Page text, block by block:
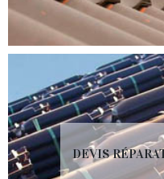
DEVIS